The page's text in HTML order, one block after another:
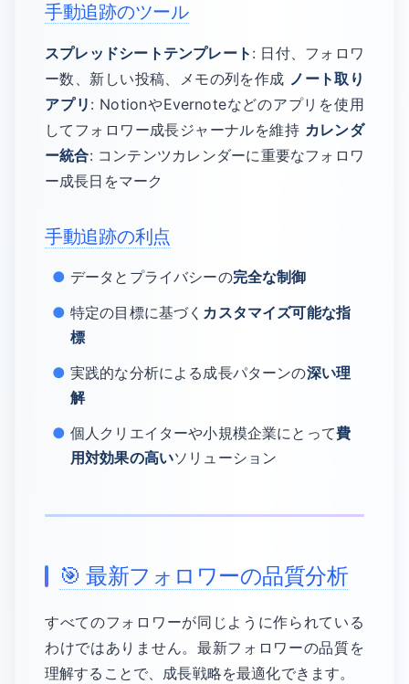
手動追跡のツール
スプレッドシートテンプレート : 日付、フォロワ
ー数、新しい投稿、メモの列を作成 ノート取り
アプリ : NotionやEvernoteなどのアプリを使用
してフォロワー成長ジャーナルを維持 カレンダ
ー統合: コンテンツカレンダーに重要なフォロワ
ー成長日をマーク
手動追跡の利点
データとプライバシーの完全な制御
特定の目標に基づく カスタマイズ可能な指
標
実践的な分析による成長パターンの深い理
解
個人クリエイターや小規模企業にとって費
用対効果の高いソリューション
🎯 最新フォロワーの品質分析
すべてのフォロワーが同じように作られている
わけではありません。最新フォロワーの品質を
理解することで、成長戦略を最適化できます。